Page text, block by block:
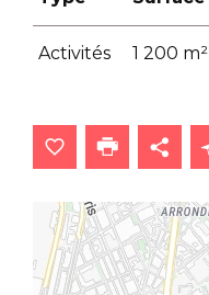
Activités 1 200 m²